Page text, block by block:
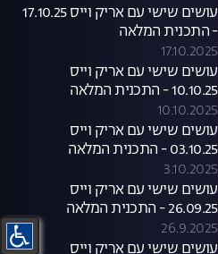
עושים שישי עם אריק וייס 17.10.25
- התכנית המלאה
17.10.2025
עושים שישי עם אריק וייס
10.10.25 - התכנית המלאה
10.10.2025
עושים שישי עם אריק וייס
03.10.25 - התכנית המלאה
3.10.2025
עושים שישי עם אריק וייס
26.09.25 - התכנית המלאה
26.9.2025
עושים שישי עם אריק וייס